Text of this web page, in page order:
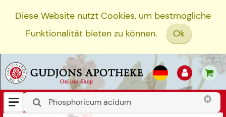
Diese Website nutzt Cookies, um bestmögliche
Funktionalität bieten zu können.
Ok